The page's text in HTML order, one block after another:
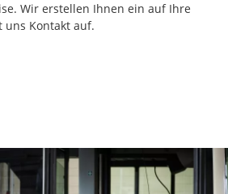
Wir erstellen Ihnen ein auf Ihre
uns Kontakt auf.